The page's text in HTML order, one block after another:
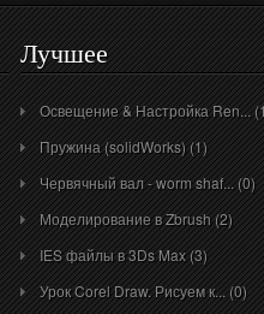
Лучшее
Освещение & Настройка Ren...
Пружина (solidWorks) (1)
Червячный вал - worm shaf... (0)
Моделирование в Zbrush (2)
IES файлы в 3Ds Max (3)
Урок Corel Draw. Рисуем к... (0)